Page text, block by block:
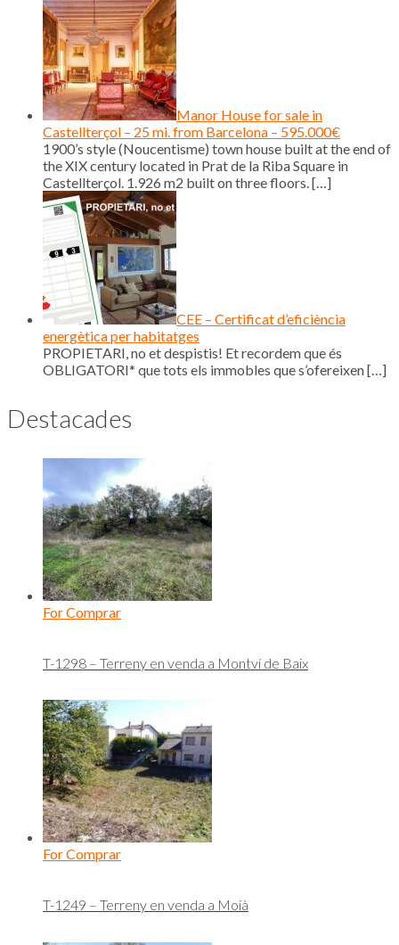
Manor House for sale in
Castellterçol – 25 mi. from Barcelona – 595.000€
1900’s style (Noucentisme) town house built at the end of
the XIX century located in Prat de la Riba Square in
Castellterçol. 1.926 m2 built on three floors.[…]
CEE – Certificat d’eficiència
energètica per habitatges
PROPIETARI, no et despistis! Et recordem que és
OBLIGATORI* que tots els immobles que s’ofereixen[…]
Destacades
For Comprar
T-1298 – Terreny en venda a Montví de Baix
For Comprar
T-1249 – Terreny en venda a Moià